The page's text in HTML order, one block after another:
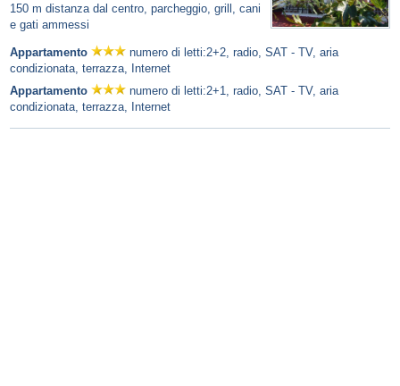
150 m distanza dal centro, parcheggio, grill, cani
e gati ammessi
Appartamento
numero di letti:2+2, radio, SAT - TV, aria
condizionata, terrazza, Internet
Appartamento
numero di letti:2+1, radio, SAT - TV, aria
condizionata, terrazza, Internet